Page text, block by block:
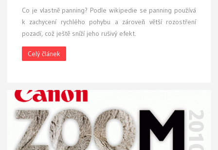
Co je vlastně panning? Podle wikipedie se panning používá
k zachycení rychlého pohybu a zároveň větší rozostření
pozadí, což ještě sníží jeho rušivý efekt.
Celý článek